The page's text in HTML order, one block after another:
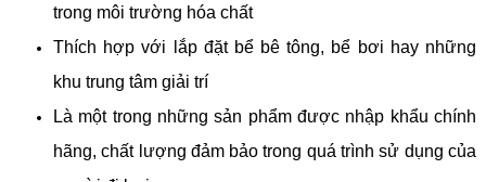
trong môi trường hóa chất
Thích hợp với lắp đặt bể bê tông, bể bơi hay những
khu trung tâm giải trí
Là một trong những sản phẩm được nhập khẩu chính
hãng, chất lượng đảm bảo trong quá trình sử dụng của